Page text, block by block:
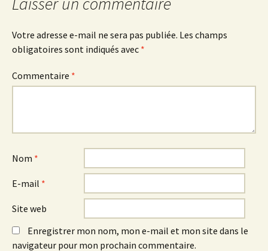
Votre adresse e-mail ne sera pas publiée. Les champs
obligatoires sont indiqués avec *
Commentaire *
Nom *
E-mail *
Site web
Enregistrer mon nom, mon e-mail et mon site dans le
navigateur pour mon prochain commentaire.